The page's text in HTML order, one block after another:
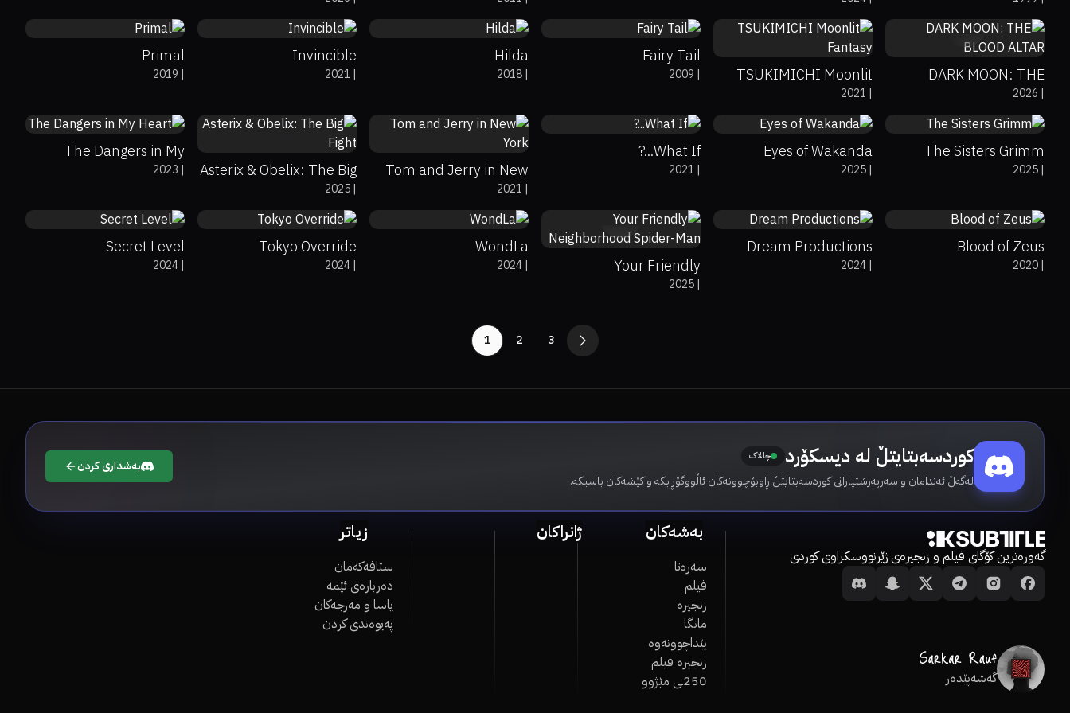
Awesomeness
6.4
0%
0%
DARK MOON: THE
BLOOD ALTAR|
2026
7.7
0%
0%
TSUKIMICHI Moonlit
Fantasy|
2021
Fairy Tail
|
2009
Hilda
|
2018
Invincible
|
2021
Primal
|
2019
The Sisters Grimm
|
2025
Eyes of Wakanda
|
2025
What If...?
|
2021
Tom and Jerry in New
York|
2021
8
90%
0%
Asterix & Obelix: The Big
Fight|
2025
7.9
The Dangers in My
Heart|
2023 7.7
Blood of Zeus
|
2020
Dream Productions
|
2024
7.4
97%
0%
Your Friendly
Neighborhood Spider-|
2025
WondLa
|
2024
Tokyo Override
|
2024
Secret Level
|
2024
3
2
1
کوردسەبتایتڵ لە دیسکۆرد چالاک
لەگەڵ ئەندامان و سەرپەرشتیارانی کوردسەبتایتڵ ڕاوبۆچوونەکان ئاڵووگۆڕ بکە و کێشەکان باسبکە.
بەشداری کردن
گەورەترین کۆگای فیلم و زنجیرەی ژێرنووسکراوی کوردی
گەشەپێدەر
بەشەکان
سەرەتا
فیلم
زنجیرە
مانگا
پێداچوونەوە
زنجیرە فیلم
250ـی مێژوو
ژانراکان زیاتر
ستافەکەمان
دەربارەی ئێمە
یاسا و مەرجەکان
پەیوەندی کردن